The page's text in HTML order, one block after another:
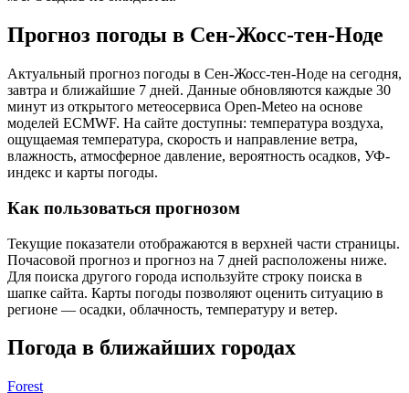
Прогноз погоды в Сен-Жосс-тен-Ноде
Актуальный прогноз погоды в Сен-Жосс-тен-Ноде на сегодня,
завтра и ближайшие 7 дней. Данные обновляются каждые 30
минут из открытого метеосервиса Open-Meteo на основе
моделей ECMWF. На сайте доступны: температура воздуха,
ощущаемая температура, скорость и направление ветра,
влажность, атмосферное давление, вероятность осадков, УФ-
индекс и карты погоды.
Как пользоваться прогнозом
Текущие показатели отображаются в верхней части страницы.
Почасовой прогноз и прогноз на 7 дней расположены ниже.
Для поиска другого города используйте строку поиска в
шапке сайта. Карты погоды позволяют оценить ситуацию в
регионе — осадки, облачность, температуру и ветер.
Погода в ближайших городах
Forest